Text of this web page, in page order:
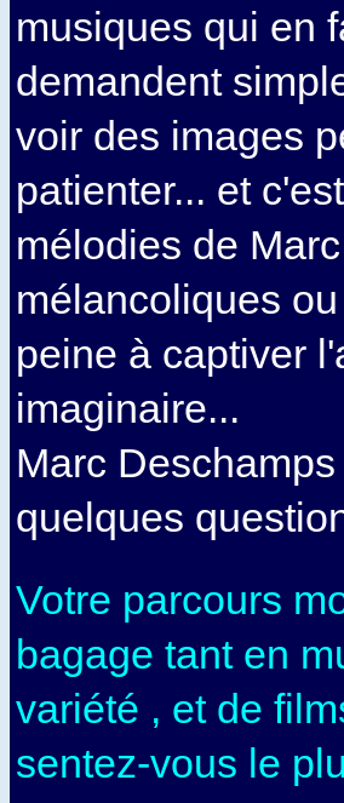
musiques qui en
demandent
voir des images
patienter... et
mélodies de
mélancoliques
peine à captiver
imaginaire...
Marc
quelques
Votre parcours
bagage tant en
variété , et de
sentez-vous le